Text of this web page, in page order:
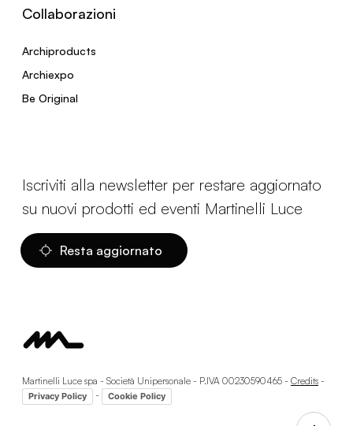
Collaborazioni
Archiproducts
Archiexpo
Be Original
Iscriviti alla newsletter per restare aggiornato
su nuovi prodotti ed eventi Martinelli Luce
Resta aggiornato
Martinelli Luce spa - Società Unipersonale - P.IVA 00230590465 - Credits -
Privacy Policy - Cookie Policy